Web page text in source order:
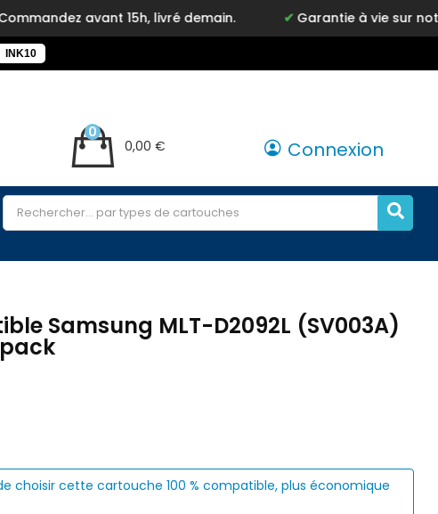
avant 15h, livré demain. Garantie à vie sur notre
INK10
0,00 €
0
Connexion
Samsung MLT-D2092L (SV003A)
choisir cette cartouche 100 % compatible, plus économique